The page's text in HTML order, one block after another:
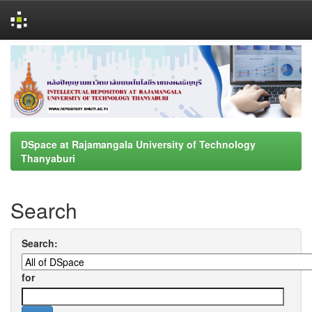
navigation
DSpace at Rajamangala University of Technology
Thanyaburi
Search
Search:
for